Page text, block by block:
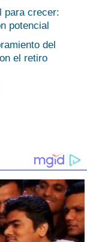
para crecer:
potencial
del
el retiro